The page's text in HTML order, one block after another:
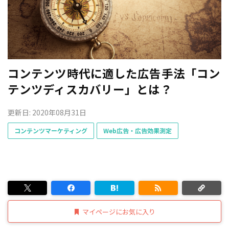
コンテンツ時代に適した広告手法「コン
テンツディスカバリー」とは？
更新日: 2020年08月31日
コンテンツマーケティング Web広告・広告効果測定
マイページにお気に入り